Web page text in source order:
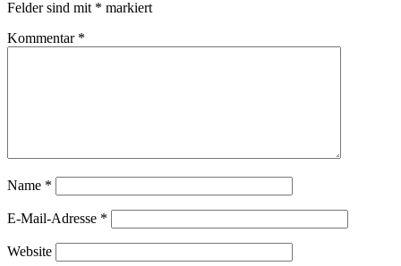
Felder sind mit * markiert
Kommentar *
Name *
E-Mail-Adresse *
Website